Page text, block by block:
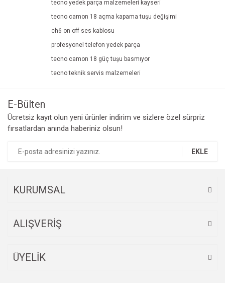
tecno yedek parça malzemeleri kayseri
tecno camon 18 açma kapama tuşu değişimi
ch6 on off ses kablosu
profesyonel telefon yedek parça
tecno camon 18 güç tuşu basmıyor
tecno teknik servis malzemeleri
E-Bülten
Ücretsiz kayıt olun yeni ürünler indirim ve sizlere özel sürpriz
fırsatlardan anında haberiniz olsun!
EKLE
KURUMSAL
ALIŞVERİŞ
ÜYELİK